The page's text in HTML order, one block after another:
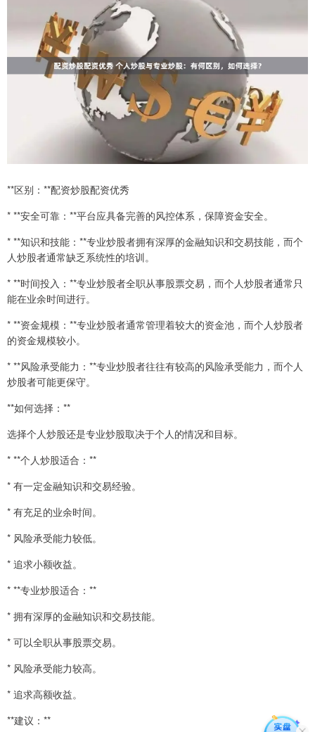
**区别：**配资炒股配资优秀
* **安全可靠：**平台应具备完善的风控体系，保障资金安全。
* **知识和技能：**专业炒股者拥有深厚的金融知识和交易技能，而个
人炒股者通常缺乏系统性的培训。
* **时间投入：**专业炒股者全职从事股票交易，而个人炒股者通常只
能在业余时间进行。
* **资金规模：**专业炒股者通常管理着较大的资金池，而个人炒股者
的资金规模较小。
* **风险承受能力：**专业炒股者往往有较高的风险承受能力，而个人
炒股者可能更保守。
**如何选择：**
选择个人炒股还是专业炒股取决于个人的情况和目标。
* **个人炒股适合：**
* 有一定金融知识和交易经验。
* 有充足的业余时间。
* 风险承受能力较低。
* 追求小额收益。
* **专业炒股适合：**
* 拥有深厚的金融知识和交易技能。
* 可以全职从事股票交易。
* 风险承受能力较高。
* 追求高额收益。
**建议：**